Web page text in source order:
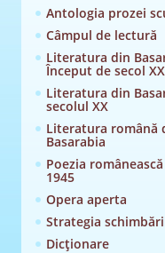
Antologia prozei
Câmpul de lectură
Literatura din
Început de secol
Literatura din
secolul XX
Literatura română
Basarabia
Poezia
1945
Opera aperta
Strategia
Dicţionare